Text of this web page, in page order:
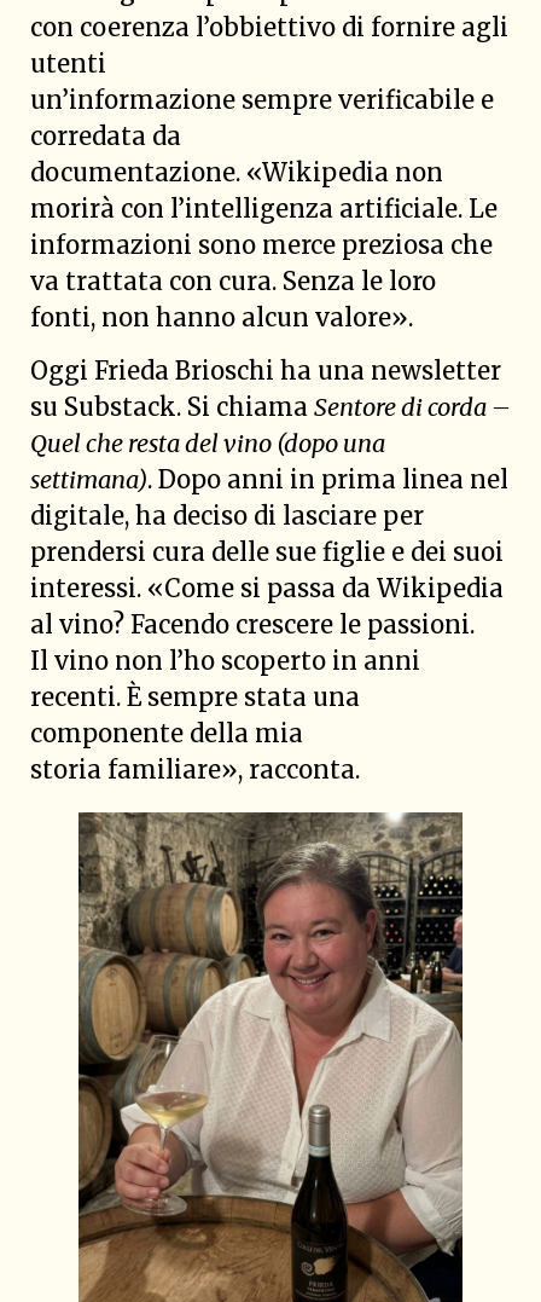
con coerenza l’obbiettivo di fornire agli
utenti
un’informazione sempre verificabile e
corredata da
documentazione. «Wikipedia non
morirà con l’intelligenza artificiale. Le
informazioni sono merce preziosa che
va trattata con cura. Senza le loro
fonti, non hanno alcun valore».
Oggi Frieda Brioschi ha una newsletter
su Substack. Si chiama Sentore di corda –
Quel che resta del vino (dopo una
settimana). Dopo anni in prima linea nel
digitale, ha deciso di lasciare per
prendersi cura delle sue figlie e dei suoi
interessi. «Come si passa da Wikipedia
al vino? Facendo crescere le passioni.
Il vino non l’ho scoperto in anni
recenti. È sempre stata una
componente della mia
storia familiare», racconta.